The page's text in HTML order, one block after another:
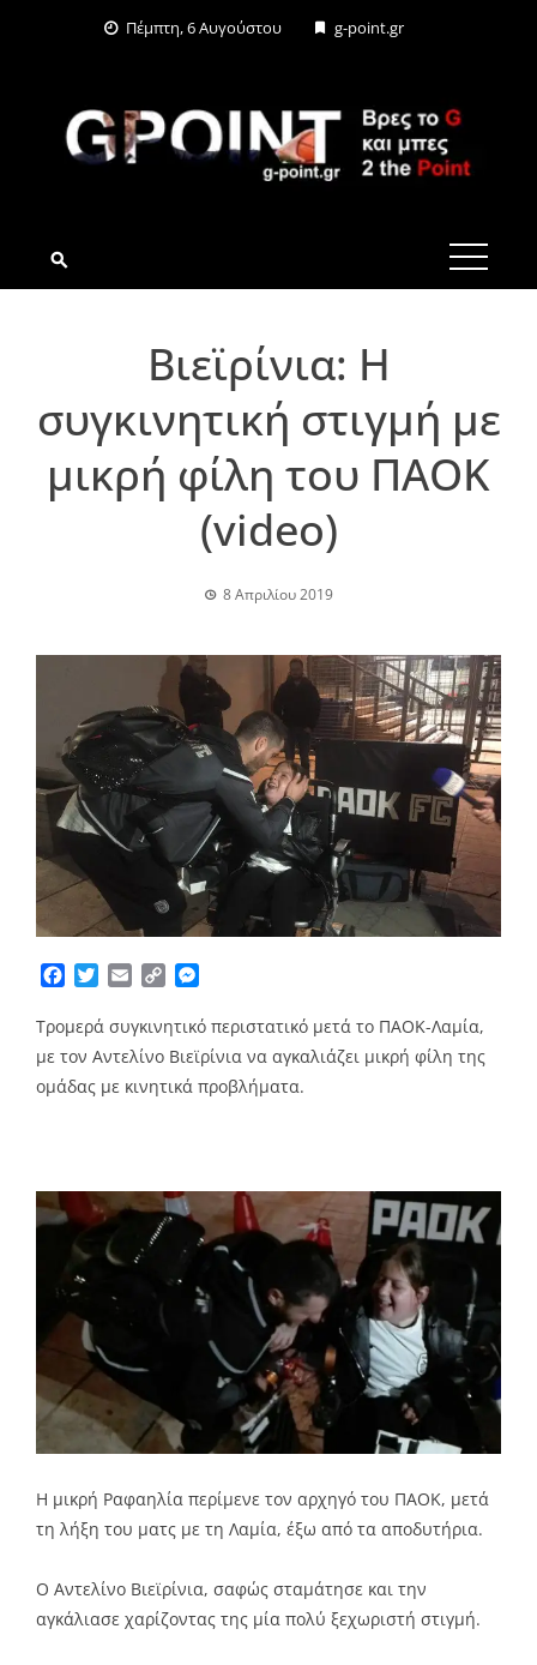
Πέμπτη, 6 Αυγούστου g-point.gr
G-POINT.GR
Βιεϊρίνια: Η
συγκινητική στιγμή με
μικρή φίλη του ΠΑΟΚ
(video)
8 Απριλίου 2019
Facebook
TwitterEmailCopy
Τρομερά συγκινητικό περιστατικό μετά το ΠΑΟΚ-Λαμία,
με τον Αντελίνο Βιεϊρίνια να αγκαλιάζει μικρή φίλη της
ομάδας με κινητικά προβλήματα.
Η μικρή Ραφαηλία περίμενε τον αρχηγό του ΠΑΟΚ, μετά
τη λήξη του ματς με τη Λαμία, έξω από τα αποδυτήρια.
Ο Αντελίνο Βιεϊρίνια, σαφώς σταμάτησε και την
αγκάλιασε χαρίζοντας της μία πολύ ξεχωριστή στιγμή.